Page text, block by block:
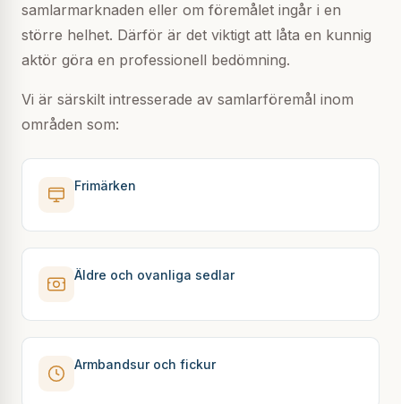
samlarmarknaden eller om föremålet ingår i en
större helhet. Därför är det viktigt att låta en kunnig
aktör göra en professionell bedömning.
Vi är särskilt intresserade av samlarföremål inom
områden som:
Frimärken
Äldre och ovanliga sedlar
Armbandsur och fickur